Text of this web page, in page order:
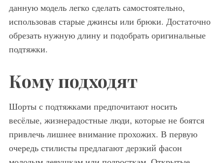
данную модель легко сделать самостоятельно,
использовав старые джинсы или брюки. Достаточно
обрезать нужную длину и подобрать оригинальные
подтяжки.
Кому подходят
Шорты с подтяжками предпочитают носить
весёлые, жизнерадостные люди, которые не боятся
привлечь лишнее внимание прохожих. В первую
очередь стилисты предлагают дерзкий фасон